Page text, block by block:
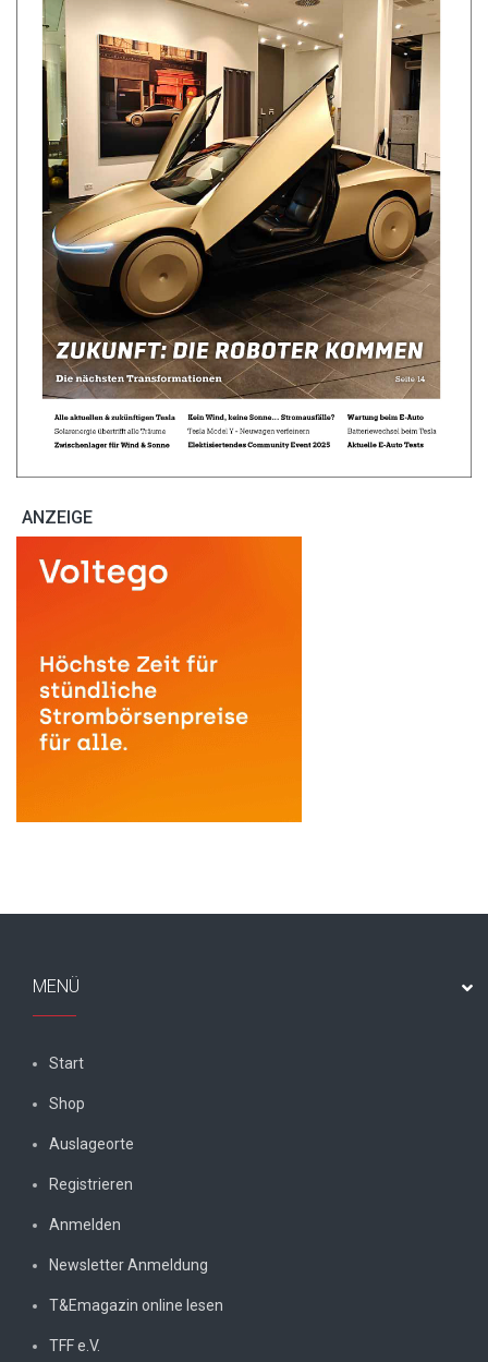
ANZEIGE
MENÜ
Start
Shop
Auslageorte
Registrieren
Anmelden
Newsletter Anmeldung
T&Emagazin online lesen
TFF e.V.